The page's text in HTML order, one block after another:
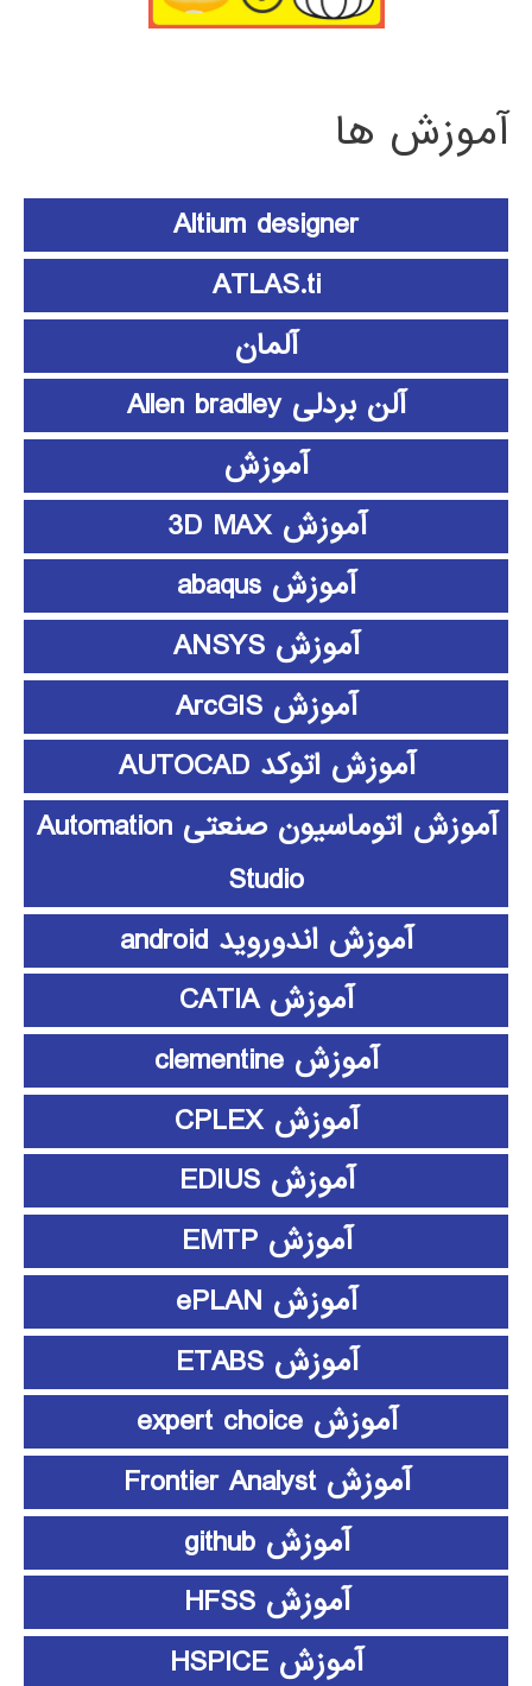
آموزش ها
Altium designer
ATLAS.ti
آلمان
آلن بردلی Allen bradley
آموزش
آموزش 3D MAX
آموزش abaqus
آموزش ANSYS
آموزش ArcGIS
آموزش اتوکد AUTOCAD
آموزش اتوماسیون صنعتی Automation
Studio
آموزش اندوروید android
آموزش CATIA
آموزش clementine
آموزش CPLEX
آموزش EDIUS
آموزش EMTP
آموزش ePLAN
آموزش ETABS
آموزش expert choice
آموزش Frontier Analyst
آموزش github
آموزش HFSS
آموزش HSPICE